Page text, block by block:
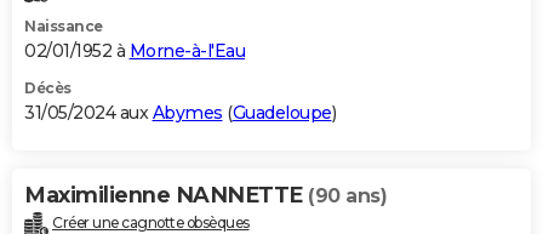
Naissance
02/01/1952 à Morne-à-l'Eau
Décès
31/05/2024 auxAbymes (Guadeloupe)
Maximilienne NANNETTE (90 ans)
Créer une cagnotte obsèques